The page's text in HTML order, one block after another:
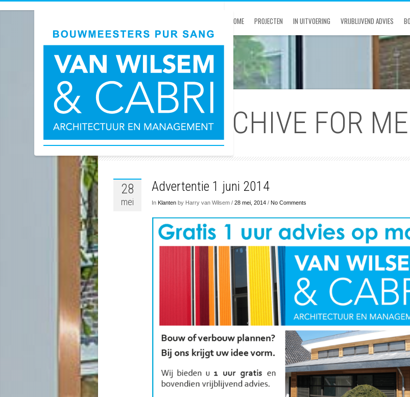
HOME PROJECTEN IN UITVOERING VRIJBLIJVEND ADVIES
ARCHIVE FOR
28
mei
Advertentie 1 juni 2014
In Klanten by Harry van Wilsem / 28 mei, 2014 / No Comments